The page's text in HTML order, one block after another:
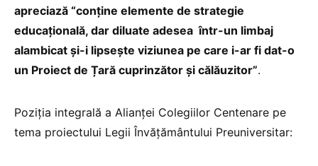
apreciază “conține elemente de strategie
educațională, dar diluate adesea într-un limbaj
alambicat și-i lipsește viziunea pe care i-ar fi dat-o
un Proiect de Țară cuprinzător și călăuzitor”.
Poziția integrală a Alianței Colegiilor Centenare pe
tema proiectului Legii Învățământului Preuniversitar: